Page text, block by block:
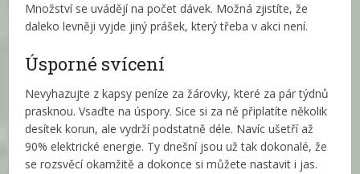
Množství se uvádějí na počet dávek. Možná zjistíte, že
daleko levněji vyjde jiný prášek, který třeba v akci není.
Úsporné svícení
Nevyhazujte z kapsy peníze za žárovky, které za pár týdnů
prasknou. Vsaďte na úspory. Sice si za ně připlatíte několik
desítek korun, ale vydrží podstatně déle. Navíc ušetří až
90% elektrické energie. Ty dnešní jsou už tak dokonalé, že
se rozsvěcí okamžitě a dokonce si můžete nastavit i jas.